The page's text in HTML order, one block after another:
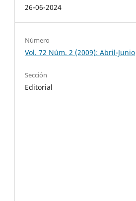
26-06-2024
Número
Vol. 72 Núm. 2 (2009): Abril-Junio
Sección
Editorial